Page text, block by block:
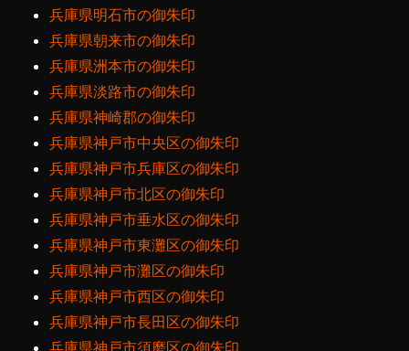
兵庫県明石市の御朱印
兵庫県朝来市の御朱印
兵庫県洲本市の御朱印
兵庫県淡路市の御朱印
兵庫県神崎郡の御朱印
兵庫県神戸市中央区の御朱印
兵庫県神戸市兵庫区の御朱印
兵庫県神戸市北区の御朱印
兵庫県神戸市垂水区の御朱印
兵庫県神戸市東灘区の御朱印
兵庫県神戸市灘区の御朱印
兵庫県神戸市西区の御朱印
兵庫県神戸市長田区の御朱印